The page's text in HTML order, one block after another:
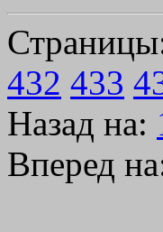
432 433
Назад на:
Вперед